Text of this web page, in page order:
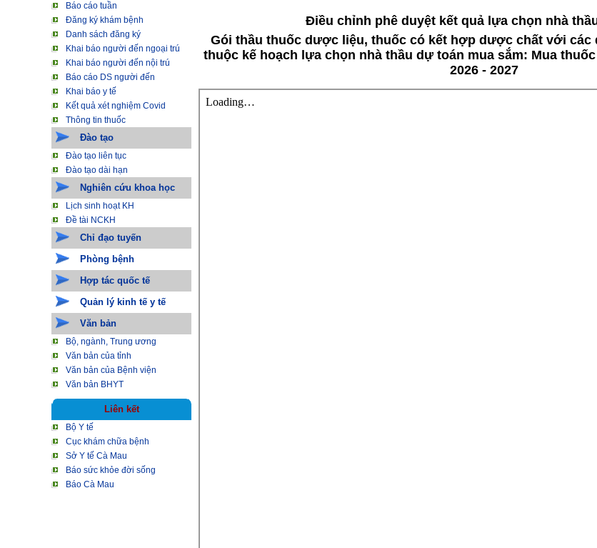
Báo cáo tuần
Đăng ký khám bệnh
Danh sách đăng ký
Khai báo người đến ngoại trú
Khai báo người đến nội trú
Báo cáo DS người đến
Khai báo y tế
Kết quả xét nghiệm Covid
Thông tin thuốc
Đào tạo
Đào tạo liên tục
Đào tạo dài hạn
Nghiên cứu khoa học
Lịch sinh hoạt KH
Đề tài NCKH
Chỉ đạo tuyến
Phòng bệnh
Hợp tác quốc tế
Quản lý kinh tế y tế
Văn bản
Bộ, ngành, Trung ương
Văn bản của tỉnh
Văn bản của Bệnh viện
Văn bản BHYT
Liên kết
Bộ Y tế
Cục khám chữa bệnh
Sở Y tế Cà Mau
Báo sức khỏe đời sống
Báo Cà Mau
Điều chỉnh phê duyệt kết quả lựa chọn nhà
Gói thầu thuốc dược liệu, thuốc có kết hợp dược chất với các
thuộc kế hoạch lựa chọn nhà thầu dự toán mua sắm: Mua
2026 - 2027